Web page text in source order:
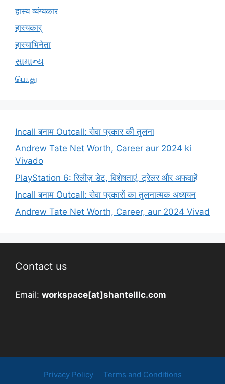
हास्य व्यंग्यकार
हास्यकार्
हास्याभिनेता
સામાન્ય
பொது
Incall बनाम Outcall: सेवा प्रकार की तुलना
Andrew Tate Net Worth, Career aur 2024 ki
Vivado
PlayStation 6: रिलीज़ डेट, विशेषताएं, ट्रेलर और अफवाहें
Incall बनाम Outcall: सेवा प्रकारों का तुलनात्मक अध्ययन
Andrew Tate Net Worth, Career, aur 2024 Vivad
Contact us
Email: workspace[at]shantelllc.com
Privacy Policy Terms and Conditions